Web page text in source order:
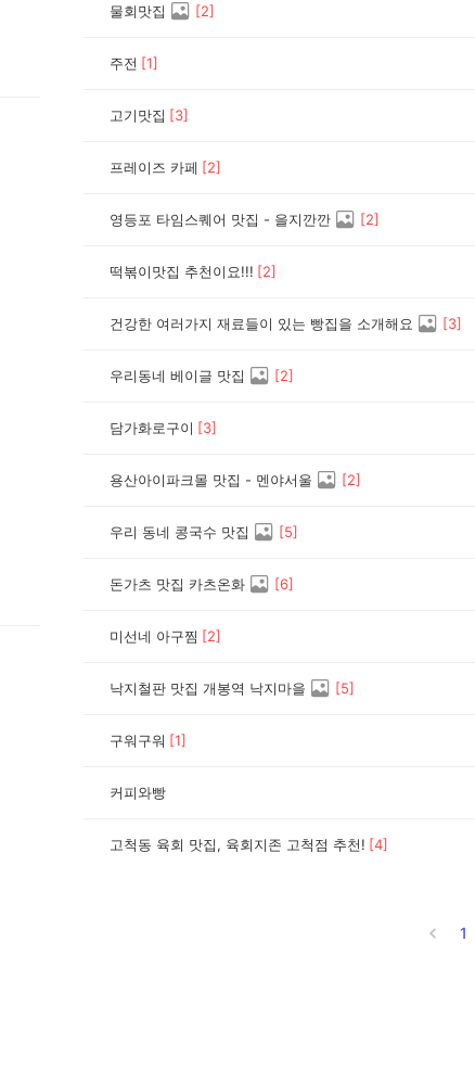
물회맛집 [2]
주전 [1]
고기맛집 [3]
프레이즈 카페 [2]
영등포 타임스퀘어 맛집 - 을지깐깐 [2]
떡볶이맛집 추천이요!!! [2]
건강한 여러가지 재료들이 있는 빵집을 소개해요 [3]
우리동네 베이글 맛집 [2]
담가화로구이 [3]
용산아이파크몰 맛집 - 멘야서울 [2]
우리 동네 콩국수 맛집 [5]
돈가츠 맛집 카츠온화 [6]
미선네 아구찜 [2]
낙지철판 맛집 개봉역 낙지마을 [5]
구워구워 [1]
커피와빵
고척동 육회 맛집, 육회지존 고척점 추천! [4]
1